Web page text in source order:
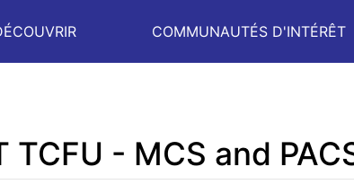
COMMUNAUTÉS D'INTÉRÊT
TCFU - MCS and